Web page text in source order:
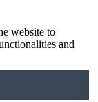
website to
and